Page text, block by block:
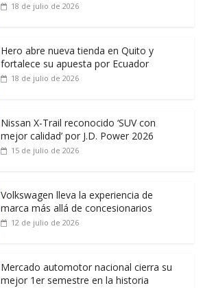
18 de julio de 2026
Hero abre nueva tienda en Quito y
fortalece su apuesta por Ecuador
18 de julio de 2026
Nissan X-Trail reconocido ‘SUV con
mejor calidad’ por J.D. Power 2026
15 de julio de 2026
Volkswagen lleva la experiencia de
marca más allá de concesionarios
12 de julio de 2026
Mercado automotor nacional cierra su
mejor 1er semestre en la historia